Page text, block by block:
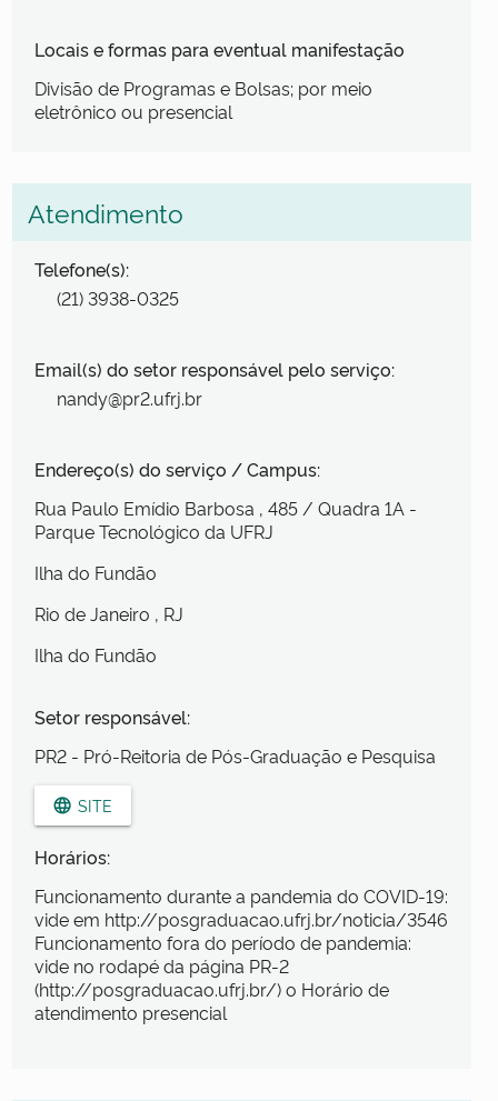
Locais e formas para eventual manifestação
Divisão de Programas e Bolsas; por meio
eletrônico ou presencial
Atendimento
Telefone(s):
(21) 3938-0325
Email(s) do setor responsável pelo serviço:
nandy@pr2.ufrj.br
Endereço(s) do serviço / Campus:
Rua Paulo Emídio Barbosa , 485 / Quadra 1A -
Parque Tecnológico da UFRJ
Ilha do Fundão
Rio de Janeiro , RJ
Ilha do Fundão
Setor responsável:
PR2 - Pró-Reitoria de Pós-Graduação e Pesquisa
language SITE
Horários:
Funcionamento durante a pandemia do COVID-19:
vide em http://posgraduacao.ufrj.br/noticia/3546
Funcionamento fora do período de pandemia:
vide no rodapé da página PR-2
(http://posgraduacao.ufrj.br/) o Horário de
atendimento presencial